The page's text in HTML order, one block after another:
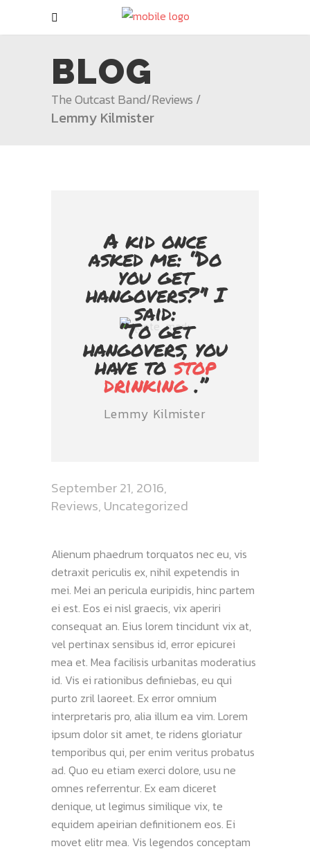
BLOG
The Outcast Band/Reviews /
Lemmy Kilmister
A kid once
asked me: ‘’Do
you get
hangovers?’' I
said:
‘’To get
hangovers, you
have tostop
drinking.’’
Lemmy Kilmister
September 21, 2016
Reviews, Uncategorized
Alienum phaedrum torquatos nec eu, vis
detraxit periculis ex, nihil expetendis in
mei. Mei an pericula euripidis, hinc partem
ei est. Eos ei nisl graecis, vix aperiri
consequat an. Eius lorem tincidunt vix at,
vel pertinax sensibus id, error epicurei
mea et. Mea facilisis urbanitas moderatius
id. Vis ei rationibus definiebas, eu qui
purto zril laoreet. Ex error omnium
interpretaris pro, alia illum ea vim. Lorem
ipsum dolor sit amet, te ridens gloriatur
temporibus qui, per enim veritus probatus
ad. Quo eu etiam exerci dolore, usu ne
omnes referrentur. Ex eam diceret
denique, ut legimus similique vix, te
equidem apeirian definitionem eos. Ei
movet elitr mea. Vis legendos conceptam